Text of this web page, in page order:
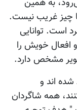
چیز غریب نیست.
است. توانایی
افعال خویش را
مشخص دارد.
اند و
همه شاگردان